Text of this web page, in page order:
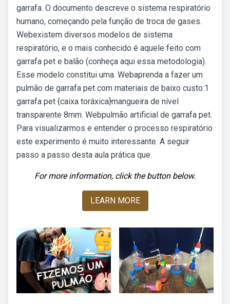
garrafa. O documento descreve o sistema respiratório
humano, começando pela função de troca de gases.
Webexistem diversos modelos de sistema
respiratório, e o mais conhecido é aquele feito com
garrafa pet e balão (conheça aqui essa metodologia).
Esse modelo constitui uma. Webaprenda a fazer um
pulmão de garrafa pet com materiais de baixo custo:1
garrafa pet {caixa toráxica}mangueira de nível
transparente 8mm. Webpulmão artificial de garrafa pet.
Para visualizarmos e entender o processo respiratório
este experimento é muito interessante. A seguir
passo a passo desta aula prática que.
For more information, click the button below.
LEARN MORE